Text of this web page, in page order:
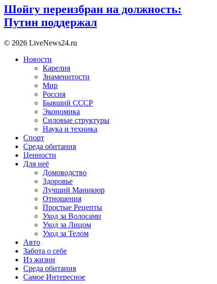
Шойгу переизбран на должность:
Путин поддержал
© 2026 LiveNews24.ru
Новости
Карелия
Знаменитости
Мир
Россия
Бывший СССР
Экономика
Силовые структуры
Наука и техника
Спорт
Среда обитания
Ценности
Для неё
Домоводство
Здоровье
Лучший Маникюр
Отношения
Простые Рецепты
Уход за Волосами
Уход за Лицом
Уход за Телом
Авто
Забота о себе
Из жизни
Среда обитания
Самое Интересное